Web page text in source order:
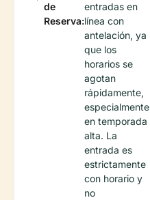
de
Reserva:
entradas en
línea con
antelación, ya
que los
horarios se
agotan
rápidamente,
especialmente
en temporada
alta. La
entrada es
estrictamente
con horario y
no